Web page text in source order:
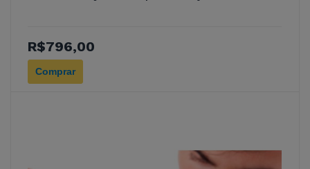
R$796,00
Comprar